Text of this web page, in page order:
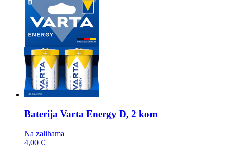
Baterija Varta Energy D, 2 kom
Na zalihama
4,00 €